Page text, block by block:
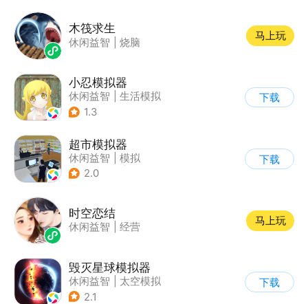
木筏求生
休闲益智 烧脑
马上玩
小忍模拟器
休闲益智
生活模拟
| 恋爱
1.3
下载
超市模拟器
休闲益智
模拟
| 文字游戏
2.0
下载
时空恋结
休闲益智 经营
马上玩
毁灭星球模拟器
休闲益智
太空模拟
| 太空
2.1
下载